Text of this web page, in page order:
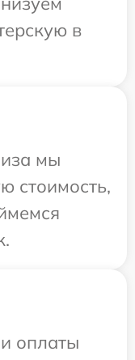
в
мы
стоимость,
оплаты